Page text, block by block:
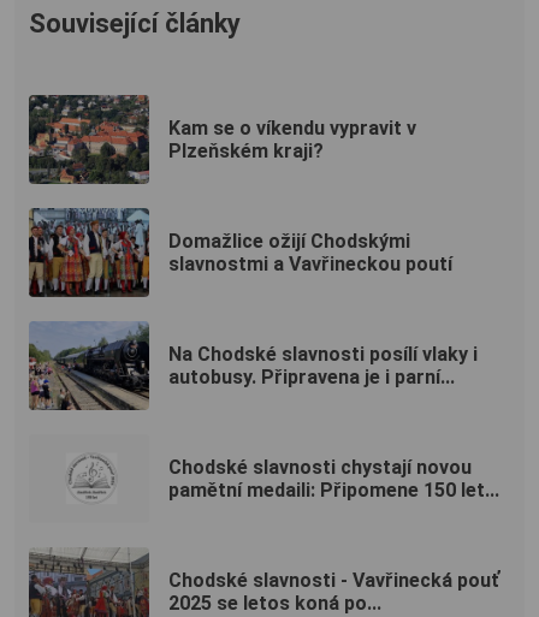
Související články
Kam se o víkendu vypravit v
Plzeňském kraji?
Domažlice ožijí Chodskými
slavnostmi a Vavřineckou poutí
Na Chodské slavnosti posílí vlaky i
autobusy. Připravena je i parní...
Chodské slavnosti chystají novou
pamětní medaili: Připomene 150 let...
Chodské slavnosti - Vavřinecká pouť
2025 se letos koná po...